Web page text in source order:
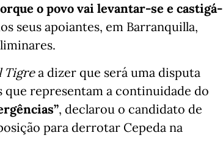
o povo vai levantar-se e castigá-
seus apoiantes, em Barranquilla,
Tigrea dizer que será uma disputa
que representam a continuidade do
, declarou o candidato de
para derrotar Cepeda na